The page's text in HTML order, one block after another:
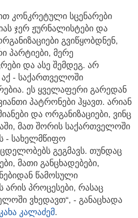
კონკრეტული სცენარები
ჯერ ჟურნალისტები და
გვიწყობდნენ,
პარტიები, მერე
და ასე შემდეგ. არ
- საქართველოში
ეს ყველაფერი გარედან
პატრონები ჰყავთ. არიან
და ორგანიზაციები, ვინც
მათ შორის საქართველოში
- სახელმწიფო
გეგმავს. თუნდაც
მათი განცხადებები,
წამოსული
არის პროცესები, რასაც
ვხედავთ“, - განაცხადა
კახა კალაძემ.